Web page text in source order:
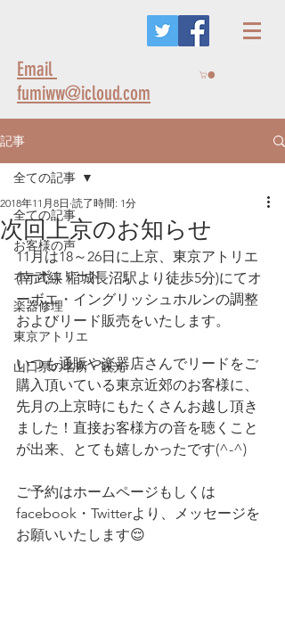
Email
fumiww@icloud.com
記事
全ての記事
お客様の声
オーボエリード
楽器修理
東京アトリエ
山口県の名所・観光
全ての記事
次回上京のお知らせ
2018年11月8日 読了時間: 1分
11月は18～26日に上京、東京アトリエ
(南武線 稲城長沼駅より徒歩5分)にてオ
ーボエ・イングリッシュホルンの調整
およびリード販売をいたします。
いつも通販や楽器店さんでリードをご
購入頂いている東京近郊のお客様に、
先月の上京時にもたくさんお越し頂き
ました！直接お客様方の音を聴くこと
が出来、とても嬉しかったです(^-^)
ご予約はホームページもしくは
facebook・Twitterより、メッセージを
お願いいたします😌